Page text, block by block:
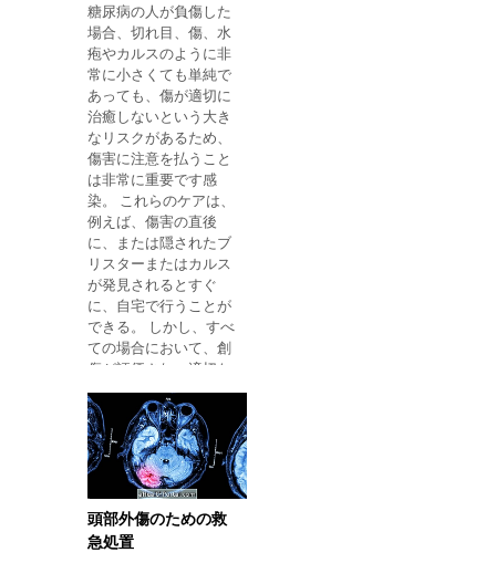
糖尿病の人が負傷した
場合、切れ目、傷、水
疱やカルスのように非
常に小さくても単純で
あっても、傷が適切に
治癒しないという大き
なリスクがあるため、
傷害に注意を払うこと
は非常に重要です感
染。 これらのケアは、
例えば、傷害の直後
に、または隠されたブ
リスターまたはカルス
が発見されるとすぐ
に、自宅で行うことが
できる。 しかし、すべ
ての場合において、創
傷が評価され、適切な
処置が指示されるよう
に、できるだけ早く皮
膚科医に行くことは非
常に重要である。 これ
は、糖尿病が慢性疾患
であり、神経損傷を引
き起こし、経時的に免
疫系を弱め、治癒過程
頭部外傷のための救
急処置